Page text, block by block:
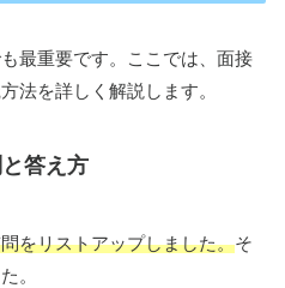
最重要です。ここでは、面接
法を詳しく解説します。
答え方
をリストアップしました。そ
。